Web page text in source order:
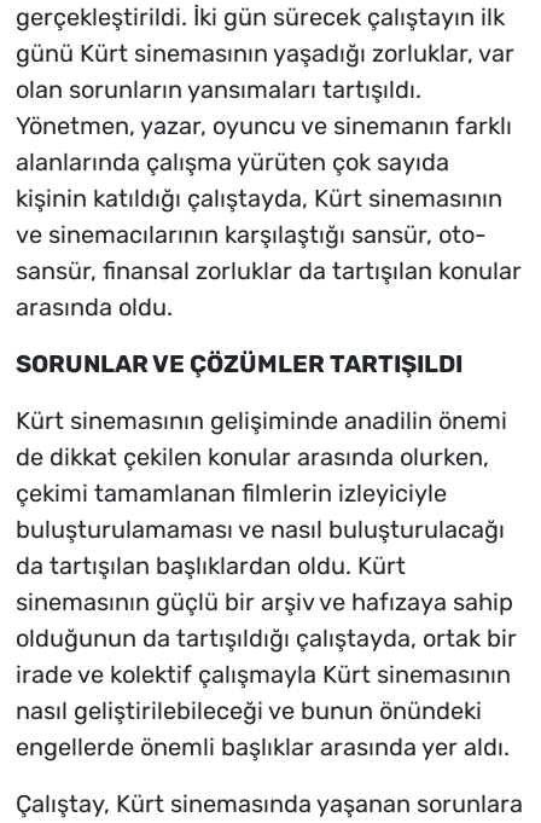
gerçekleştirildi. İki gün sürecek çalıştayın ilk
günü Kürt sinemasının yaşadığı zorluklar, var
olan sorunların yansımaları tartışıldı.
Yönetmen, yazar, oyuncu ve sinemanın farklı
alanlarında çalışma yürüten çok sayıda
kişinin katıldığı çalıştayda, Kürt sinemasının
ve sinemacılarının karşılaştığı sansür, oto-
sansür, finansal zorluklar da tartışılan konular
arasında oldu.
SORUNLAR VE ÇÖZÜMLER TARTIŞILDI
Kürt sinemasının gelişiminde anadilin önemi
de dikkat çekilen konular arasında olurken,
çekimi tamamlanan filmlerin izleyiciyle
buluşturulamaması ve nasıl buluşturulacağı
da tartışılan başlıklardan oldu. Kürt
sinemasının güçlü bir arşiv ve hafızaya sahip
olduğunun da tartışıldığı çalıştayda, ortak bir
irade ve kolektif çalışmayla Kürt sinemasının
nasıl geliştirilebileceği ve bunun önündeki
engellerde önemli başlıklar arasında yer aldı.
Çalıştay, Kürt sinemasında yaşanan sorunlara